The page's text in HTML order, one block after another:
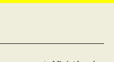
LIGNE